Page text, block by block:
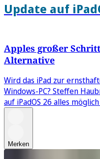
Update auf
Apples großer
Alternative
Wird das iPad zur
Windows-PC? Steffen
auf iPadOS 26 alles
Merken